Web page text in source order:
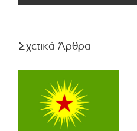
Σχετικά Άρθρα